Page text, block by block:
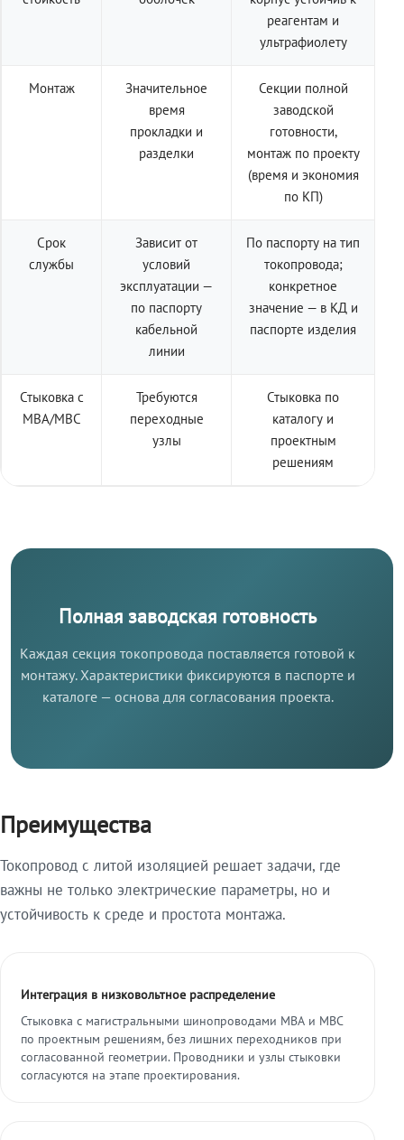
реагентам и
ультрафиолету
Монтаж
Значительное
время
прокладки и
разделки
Секции полной
заводской
готовности,
монтаж по проекту
(время и экономия
по КП)
Срок
службы
Зависит от
условий
эксплуатации —
по паспорту
кабельной
линии
По паспорту на тип
токопровода;
конкретное
значение — в КД и
паспорте изделия
Стыковка с
МВА/МВС
Требуются
переходные
узлы
Стыковка по
каталогу и
проектным
решениям
Полная заводская готовность
Каждая секция токопровода поставляется готовой к
монтажу. Характеристики фиксируются в паспорте и
каталоге — основа для согласования проекта.
Преимущества
Токопровод с литой изоляцией решает задачи, где
важны не только электрические параметры, но и
устойчивость к среде и простота монтажа.
Интеграция в низковольтное распределение
Стыковка с магистральными шинопроводами МВА и МВС
по проектным решениям, без лишних переходников при
согласованной геометрии. Проводники и узлы стыковки
согласуются на этапе проектирования.